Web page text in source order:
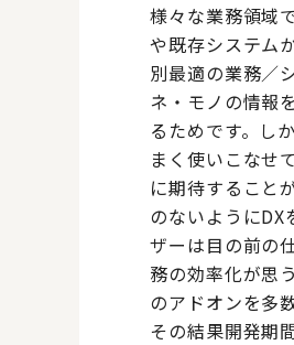
様々な業務領域
や既存システム
別最適の業務／
ネ・モノの情報
るためです。し
まく使いこなせ
に期待すること
のないように
ザーは目の前の
務の効率化が思
のアドオンを多
その結果開発期